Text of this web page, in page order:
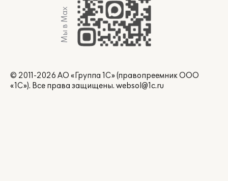
Мы в Max
© 2011-2026 АО «Группа 1С» (правопреемник ООО
«1С»). Все права защищены. websol@1c.ru